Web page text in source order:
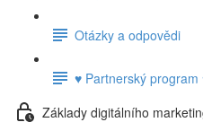
Otázky a odpovědi
♥ Partnerský program
Základy digitálního